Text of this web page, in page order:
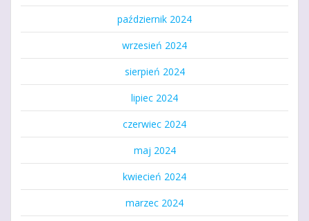
październik 2024
wrzesień 2024
sierpień 2024
lipiec 2024
czerwiec 2024
maj 2024
kwiecień 2024
marzec 2024